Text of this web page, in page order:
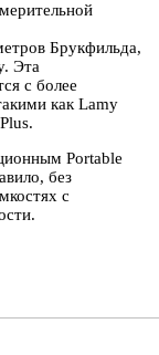
Брукфильда,
Эта
с более
как Lamy
Portable
без
с